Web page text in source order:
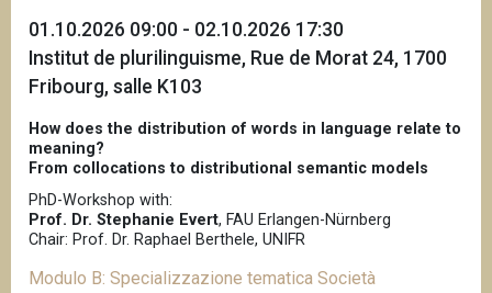
01.10.2026 09:00 - 02.10.2026 17:30
Institut de plurilinguisme, Rue de Morat 24, 1700
Fribourg, salle K103
How does the distribution of words in language relate to
meaning?
From collocations to distributional semantic models
PhD-Workshop with:
Prof. Dr. Stephanie Evert, FAU Erlangen-Nürnberg
Chair: Prof. Dr. Raphael Berthele, UNIFR
Modulo B: Specializzazione tematica Società